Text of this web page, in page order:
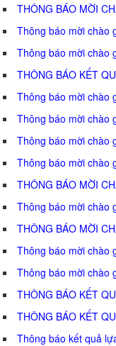
THÔNG BÁO MỜI
Thông báo mời chào
Thông báo mời chào
THÔNG BÁO KẾT
Thông báo mời chào
Thông báo mời chào
Thông báo mời chào
Thông báo mời chào
THÔNG BÁO MỜI
Thông báo mời chào
THÔNG BÁO MỜI
Thông báo mời chào
Thông báo mời chào
THÔNG BÁO KẾT
THÔNG BÁO KẾT
Thông báo kết quả